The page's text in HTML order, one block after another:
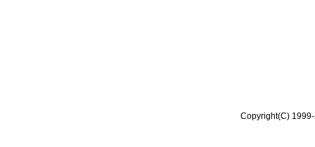
Copyright(C)